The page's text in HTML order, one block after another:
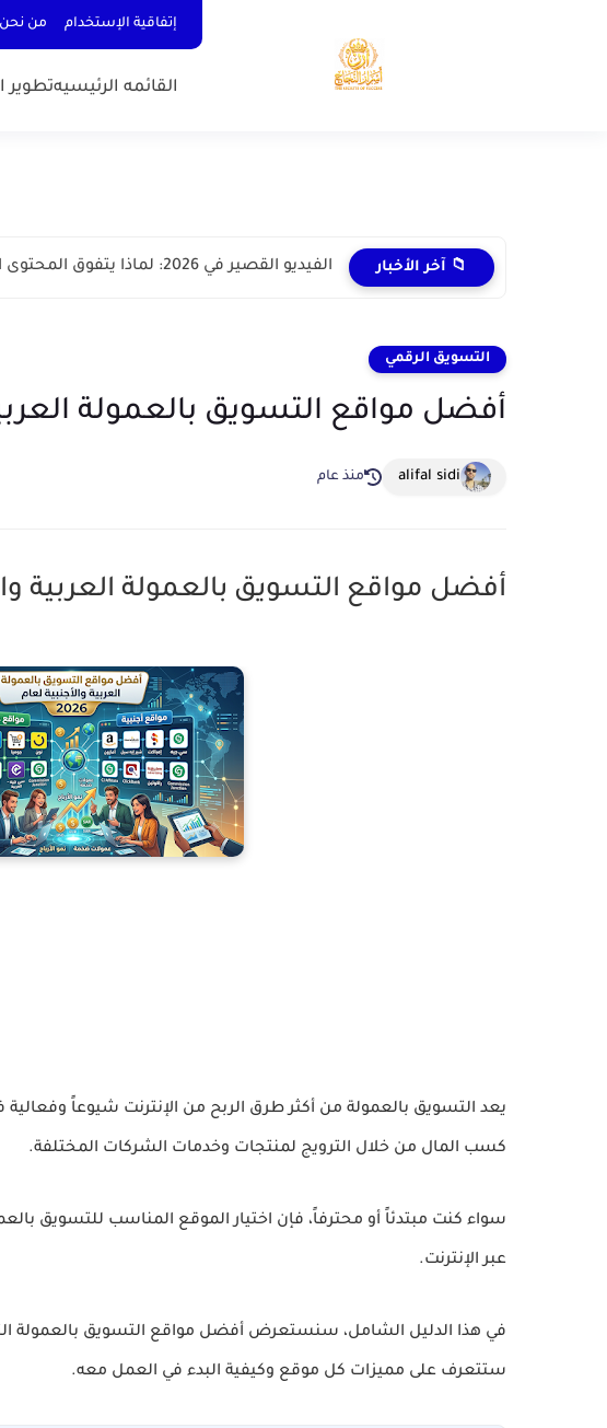
إتفاقية الإستخدام من نحن
القائمه الرئيسيهتطوير
📁 آخر الأخبار الفيديو القصير في 2026: لماذا يتفوق المحتوى العفوي على الاحترافي
التسويق الرقمي
أفضل مواقع التسويق بالعمولة العربية
alifal sidi منذ عام
أفضل مواقع التسويق بالعمولة العربية
يعد التسويق بالعمولة من أكثر طرق الربح من الإنترنت شيوعاً وفعالية
كسب المال من خلال الترويج لمنتجات وخدمات الشركات المختلفة.
سواء كنت مبتدئاً أو محترفاً، فإن اختيار الموقع المناسب للتسويق
عبر الإنترنت.
في هذا الدليل الشامل، سنستعرض أفضل مواقع التسويق بالعمولة
ستتعرف على مميزات كل موقع وكيفية البدء في العمل معه.